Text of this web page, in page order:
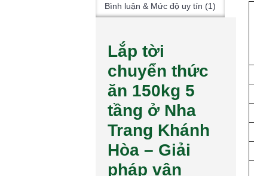
Bình luận & Mức độ uy tín (1)
Lắp tời
chuyển thức
ăn 150kg 5
tầng ở Nha
Trang Khánh
Hòa – Giải
pháp vận